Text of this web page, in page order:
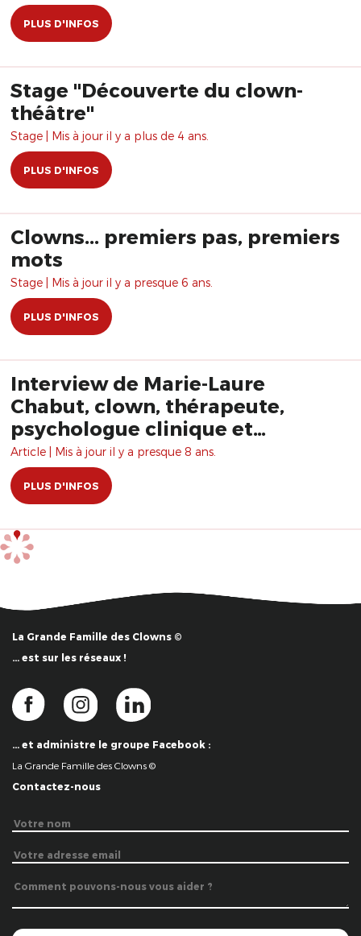
PLUS D'INFOS
Stage "Découverte du clown-
théâtre"
Stage | Mis à jour il y a plus de 4 ans.
PLUS D'INFOS
Clowns... premiers pas, premiers
mots
Stage | Mis à jour il y a presque 6 ans.
PLUS D'INFOS
Interview de Marie-Laure
Chabut, clown, thérapeute,
psychologue clinique et
psychanalyste
Article | Mis à jour il y a presque 8 ans.
PLUS D'INFOS
La Grande Famille des Clowns ©
… est sur les réseaux !
… et administre le groupe Facebook :
La Grande Famille des Clowns ©
Contactez-nous